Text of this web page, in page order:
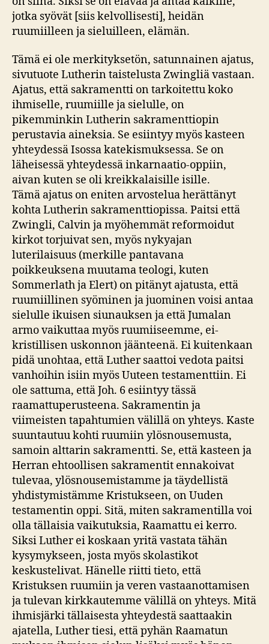
jotka syövät [siis kelvollisesti], heidän
ruumiilleen ja sieluilleen, elämän.
Tämä ei ole merkityksetön, satunnainen ajatus,
sivutuote Lutherin taistelusta Zwingliä vastaan.
Ajatus, että sakramentti on tarkoitettu koko
ihmiselle, ruumiille ja sielulle, on
pikemminkin Lutherin sakramenttiopin
perustavia aineksia. Se esiintyy myös kasteen
yhteydessä Isossa katekismuksessa. Se on
läheisessä yhteydessä inkarnaatio-oppiin,
aivan kuten se oli kreikkalaisille isille.
Tämä ajatus on eniten arvostelua herättänyt
kohta Lutherin sakramenttiopissa. Paitsi että
Zwingli, Calvin ja myöhemmät reformoidut
kirkot torjuivat sen, myös nykyajan
luterilaisuus (merkille pantavana
poikkeuksena muutama teologi, kuten
Sommerlath ja Elert) on pitänyt ajatusta, että
ruumiillinen syöminen ja juominen voisi antaa
sielulle ikuisen siunauksen ja että Jumalan
armo vaikuttaa myös ruumiiseemme, ei-
kristillisen uskonnon jäänteenä. Ei kuitenkaan
pidä unohtaa, että Luther saattoi vedota paitsi
vanhoihin isiin myös Uuteen testamenttiin. Ei
ole sattuma, että Joh. 6 esiintyy tässä
raamattuperusteena. Sakramentin ja
viimeisten tapahtumien välillä on yhteys. Kaste
suuntautuu kohti ruumiin ylösnousemusta,
samoin alttarin sakramentti. Se, että kasteen ja
Herran ehtoollisen sakramentit ennakoivat
tulevaa, ylösnousemistamme ja täydellistä
yhdistymistämme Kristukseen, on Uuden
testamentin oppi. Sitä, miten sakramentilla voi
olla tällaisia vaikutuksia, Raamattu ei kerro.
Siksi Luther ei koskaan yritä vastata tähän
kysymykseen, josta myös skolastikot
keskustelivat. Hänelle riitti tieto, että
Kristuksen ruumiin ja veren vastaanottamisen
ja tulevan kirkkautemme välillä on yhteys. Mitä
ihmisjärki tällaisesta yhteydestä saattaakin
ajatella, Luther tiesi, että pyhän Raamatun